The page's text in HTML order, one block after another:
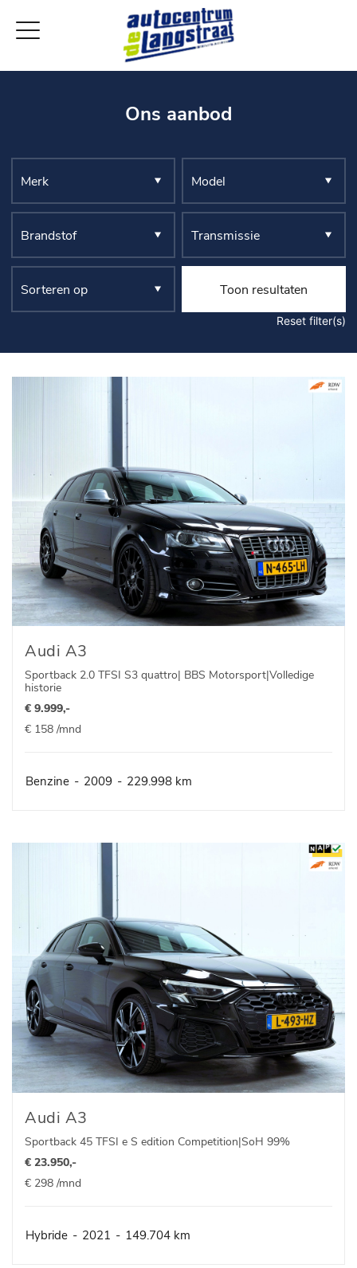
Ons aanbod
Toon resultaten
Reset filter(s)
Audi A3
Sportback 2.0 TFSI S3 quattro| BBS Motorsport|Volledige
historie
€ 9.999,-
€ 158 /mnd
Benzine - 2009 - 229.998 km
Audi A3
Sportback 45 TFSI e S edition Competition|SoH 99%
€ 23.950,-
€ 298 /mnd
Hybride - 2021 - 149.704 km